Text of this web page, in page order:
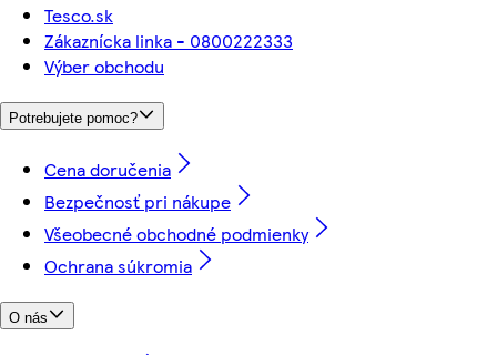
Tesco.sk
Zákaznícka linka - 0800222333
Výber obchodu
Potrebujete pomoc?
Cena doručenia
Bezpečnosť pri nákupe
Všeobecné obchodné podmienky
Ochrana súkromia
O nás